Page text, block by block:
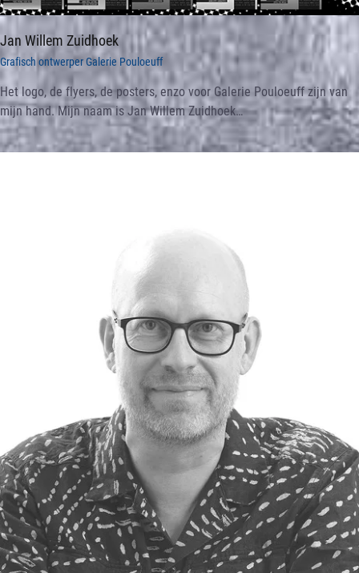
Jan Willem Zuidhoek
Grafisch ontwerper Galerie Pouloeuff
Het logo, de flyers, de posters, enzo voor Galerie Pouloeuff zijn van
mijn hand. Mijn naam is Jan Willem Zuidhoek…